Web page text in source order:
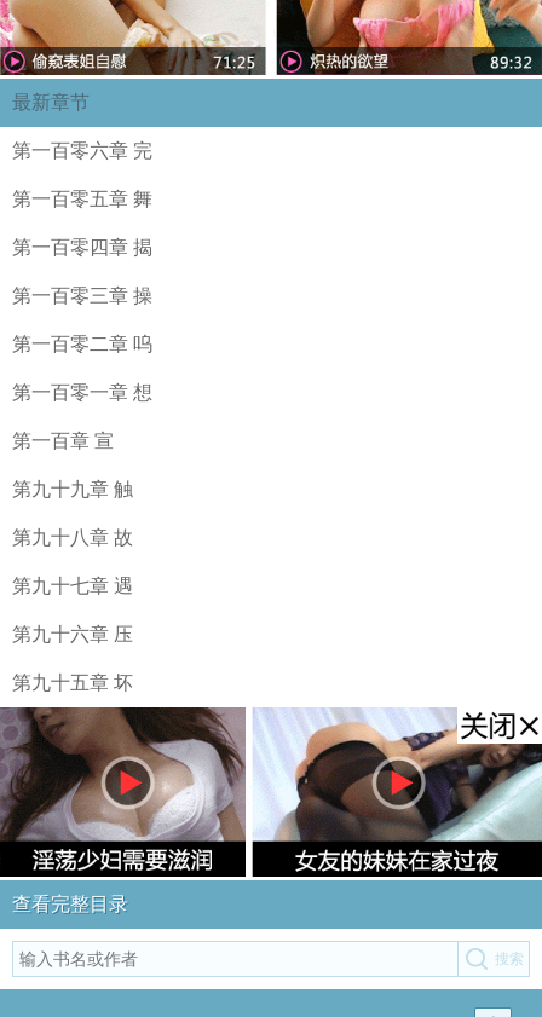
最新章节
第一百零六章 完
第一百零五章 舞
第一百零四章 揭
第一百零三章 操
第一百零二章 呜
第一百零一章 想
第一百章 宣
第九十九章 触
第九十八章 故
第九十七章 遇
第九十六章 压
第九十五章 坏
查看完整目录